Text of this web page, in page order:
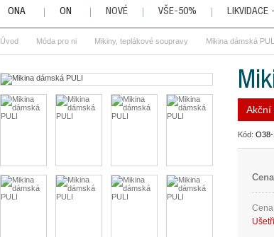
ONA ON NOVÉ VŠE-50% LIKVIDACE
Úvod Móda pro ni Mikiny, teplákové soupravy Mikina dámská
Akční
Kód: